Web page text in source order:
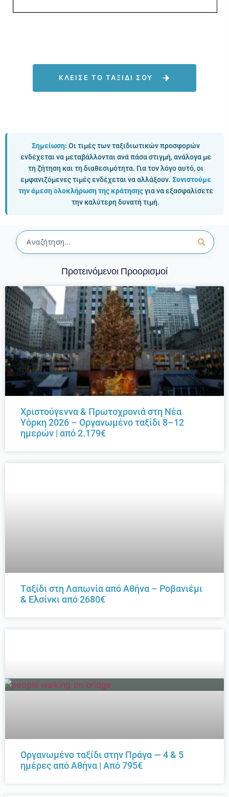
ΚΛΕΙΣΕ ΤΟ ΤΑΞΙΔΙ ΣΟΥ
Σημείωση:Οι τιμές των ταξιδιωτικών προσφορών
ενδέχεται να μεταβάλλονται ανά πάσα στιγμή, ανάλογα με
τη ζήτηση και τη διαθεσιμότητα. Για τον λόγο αυτό, οι
εμφανιζόμενες τιμές ενδέχεται να αλλάξουν. Συνιστούμε
την άμεση ολοκλήρωση της κράτησηςγια να εξασφαλίσετε
την καλύτερη δυνατή τιμή.
Προτεινόμενοι Προορισμοί
Χριστούγεννα & Πρωτοχρονιά στη Νέα
Υόρκη 2026 – Οργανωμένο ταξίδι 8–12
ημερών | από 2.179€
Tαξίδι στη Λαπωνία από Αθήνα – Ροβανιέμι
& Ελσίνκι από 2680€
Οργανωμένο ταξίδι στην Πράγα — 4 & 5
ημέρες από Αθήνα | Από 795€